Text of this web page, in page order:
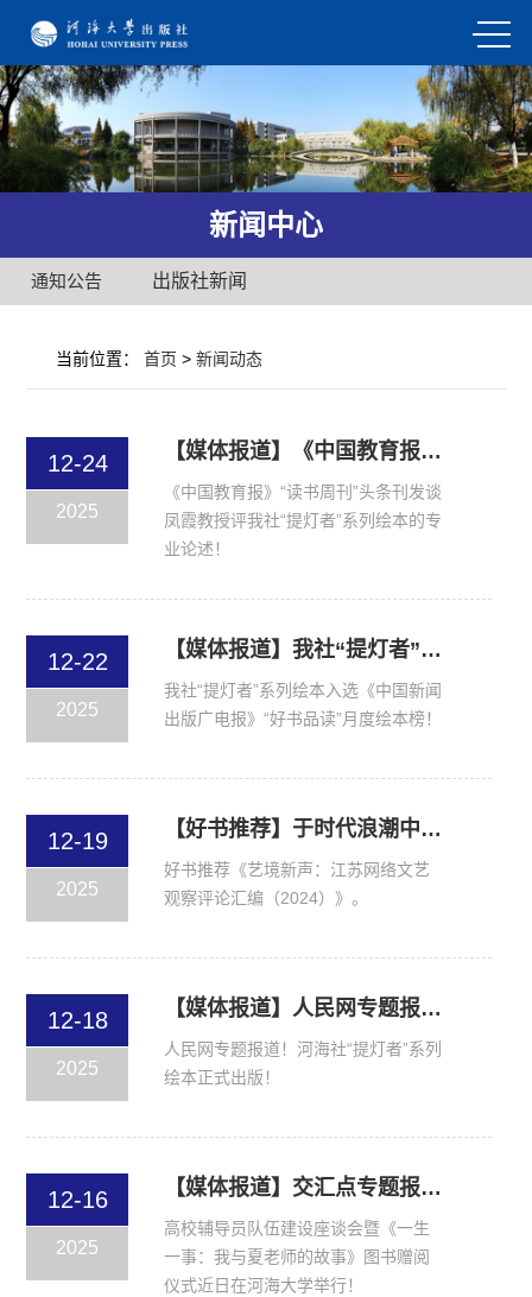
新闻中心
通知公告 出版社新闻
当前位置：首页 >新闻动态
12-24
2025
【媒体报道】《中国教育报》“读书周刊”头条刊发谈凤霞教授评我社“提灯者”系列绘本的专业论述！
《中国教育报》“读书周刊”头条刊发谈
凤霞教授评我社“提灯者”系列绘本的专
业论述！
12-22
2025
【媒体报道】我社“提灯者”系列绘本入选《中国新闻出版广电报》“好书品读”月度绘本榜！
我社“提灯者”系列绘本入选《中国新闻
出版广电报》“好书品读”月度绘本榜！
12-19
2025
【好书推荐】于时代浪潮中聆听文艺新声
好书推荐《艺境新声：江苏网络文艺
观察评论汇编（2024）》。
12-18
2025
【媒体报道】人民网专题报道！河海社“提灯者”系列绘本正式出版！
人民网专题报道！河海社“提灯者”系列
绘本正式出版！
12-16
2025
【媒体报道】交汇点专题报道如何“择一事、终一生”？“我与夏老师的故事”致敬平凡！
高校辅导员队伍建设座谈会暨《一生
一事：我与夏老师的故事》图书赠阅
仪式近日在河海大学举行！